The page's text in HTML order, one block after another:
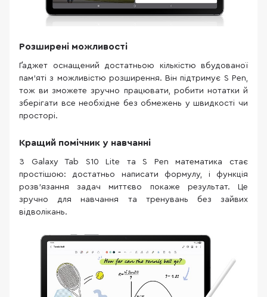
Розширені можливості
Ґаджет оснащений достатньою кількістю вбудованої
пам’яті з можливістю розширення. Він підтримує S Pen,
тож ви зможете зручно працювати, робити нотатки й
зберігати все необхідне без обмежень у швидкості чи
просторі.
Кращий помічник у навчанні
З Galaxy Tab S10 Lite та S Pen математика стає
простішою: достатньо написати формулу, і функція
розв’язання задач миттєво покаже результат. Це
зручно для навчання та тренувань без зайвих
відволікань.